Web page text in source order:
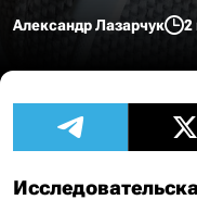
Александр Лазарчук 2